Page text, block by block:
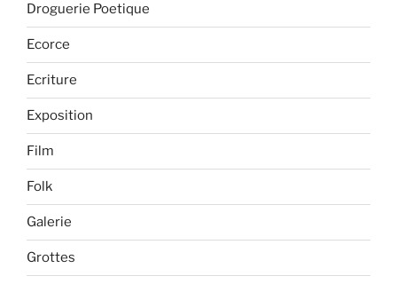
Droguerie Poetique
Ecorce
Ecriture
Exposition
Film
Folk
Galerie
Grottes